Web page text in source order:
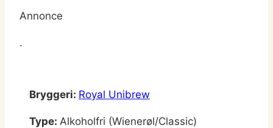
Annonce
.
Bryggeri: Royal Unibrew
Type: Alkoholfri (Wienerøl/Classic)